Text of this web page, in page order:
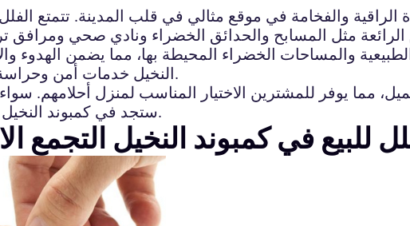
الراقية والفخامة في موقع مثالي في قلب المدينة. تتمتع
الرائعة مثل المسابح والحدائق الخضراء ونادي صحي ومرافق
والمساحات الخضراء المحيطة بها، مما يضمن الهدوء
النخيل خدمات أمن وحراسة على مدار الساعة لضمان راحة السكان وأمانهم.
مما يوفر للمشترين الاختيار المناسب لمنزل أحلامهم.
ستجد في كمبوند النخيل الفرصة المناسبة لتحقيق رغباتك وتحقيق أحلامك.
في كمبوند النخيل التجمع